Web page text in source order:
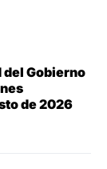
del Gobierno
de 2026